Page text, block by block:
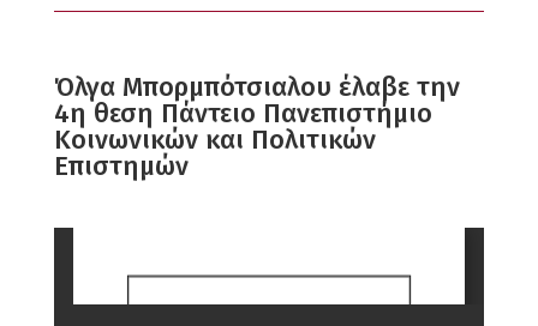
Όλγα Μπορμπότσιαλου έλαβε την
4η θεση Πάντειο Πανεπιστήμιο
Κοινωνικών και Πολιτικών
Επιστημών